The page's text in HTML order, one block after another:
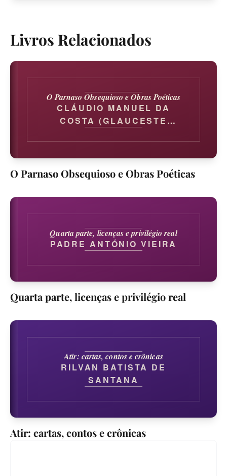
Livros Relacionados
O Parnaso Obsequioso e Obras Poéticas
CLÁUDIO MANUEL DA
COSTA (GLAUCESTE
O Parnaso Obsequioso e Obras Poéticas
Quarta parte, licenças e privilégio real
PADRE ANTÓNIO VIEIRA
Quarta parte, licenças e privilégio real
Atir: cartas, contos e crônicas
RILVAN BATISTA DE
SANTANA
Atir: cartas, contos e crônicas